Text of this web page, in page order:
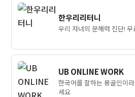
한우리리터니
우리 자녀의 문해력 진단!
UB ONLINE WORK
한국어를 잘하는 몽골인이
세요